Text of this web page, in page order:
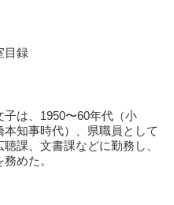
）
）
目録
子は、1950〜60年代（小
本知事時代）、県職員として
聴課、文書課などに勤務し、
めた。